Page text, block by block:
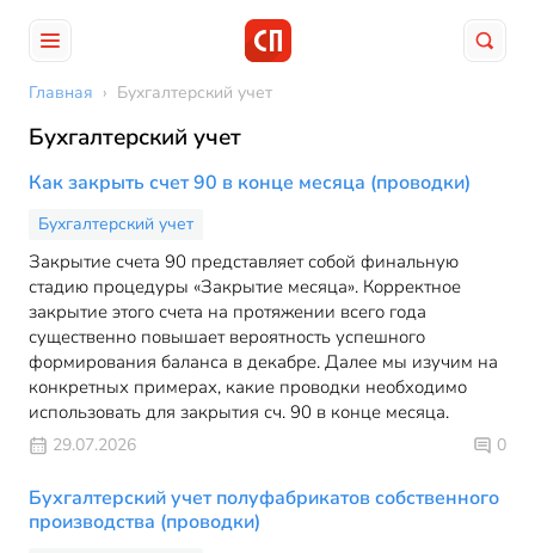
Главная › Бухгалтерский учет
Бухгалтерский учет
Как закрыть счет 90 в конце месяца (проводки)
Бухгалтерский учет
Закрытие счета 90 представляет собой финальную
стадию процедуры «Закрытие месяца». Корректное
закрытие этого счета на протяжении всего года
существенно повышает вероятность успешного
формирования баланса в декабре. Далее мы изучим на
конкретных примерах, какие проводки необходимо
использовать для закрытия сч. 90 в конце месяца.
29.07.2026 0
Бухгалтерский учет полуфабрикатов собственного
производства (проводки)